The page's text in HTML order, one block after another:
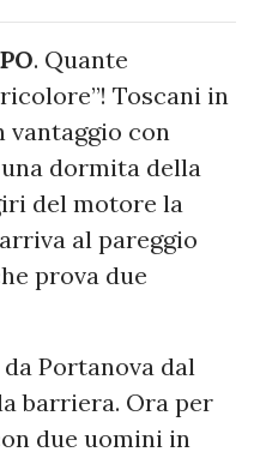
. Quante
Toscani in
con
dormita della
del motore la
al pareggio
prova due
Portanova dal
barriera. Ora per
due uomini in